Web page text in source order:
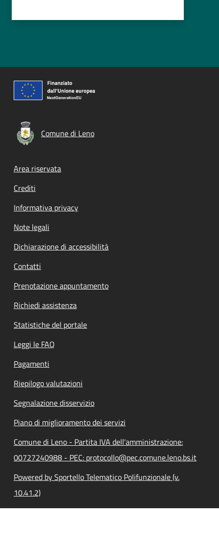
Comune di Leno
Footer menu
Area riservata
Crediti
Informativa privacy
Note legali
Dichiarazione di accessibilità
Contatti
Prenotazione appuntamento
Richiedi assistenza
Statistiche del portale
Leggi le FAQ
Pagamenti
Riepilogo valutazioni
Segnalazione disservizio
Piano di miglioramento dei servizi
Comune di Leno - Partita IVA dell'amministrazione:
00727240988 - PEC: protocollo@pec.comune.leno.bs.it
Powered by Sportello Telematico Polifunzionale (v.
10.41.2)